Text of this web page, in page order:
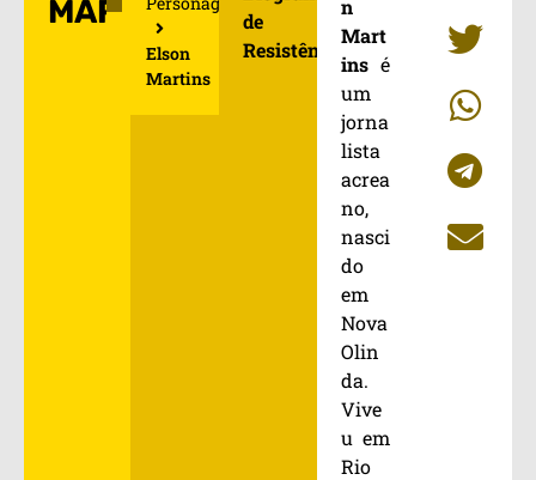
MARTINS
Elson
Martins
de
Resistência
n
Mart
insé
um
jorna
lista
acrea
no,
nasci
do
em
Nova
Olin
da.
Vive
u em
Rio